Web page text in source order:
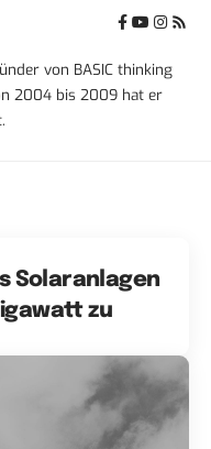
von BASIC thinking
2004 bis 2009 hat er
Solaranlagen
zu